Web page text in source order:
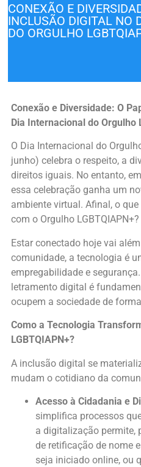
CONEXÃO E
INCLUSÃO DIGITAL NO
DO ORGULHO
Conexão e Diversidade: O
Dia Internacional do Orgulho
O Dia Internacional do
junho) celebra o respeito, a
direitos iguais. No entanto,
essa celebração ganha um
ambiente virtual. Afinal, o
com o Orgulho LGBTQIAPN+?
Estar conectado hoje vai
comunidade, a tecnologia é
empregabilidade e
letramento digital é
ocupem a sociedade de
Como a Tecnologia
LGBTQIAPN+?
A inclusão digital se
mudam o cotidiano da
Acesso à Cidadania e
simplifica processos
a digitalização permite,
de retificação de nome
seja iniciado online, ou